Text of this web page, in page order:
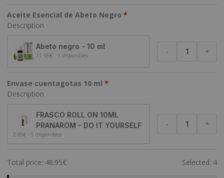
Aceite Esencial de Abeto Negro
Description
Abeto negro - 10 ml
11.95€ 1 disponibles - +
Envase cuentagotas 10 ml
Description
FRASCO ROLL ON 10ML
PRANAROM - DO IT YOURSELF
2.95€ 5 disponibles
- +
Total price: 48.95€ Selected: 4